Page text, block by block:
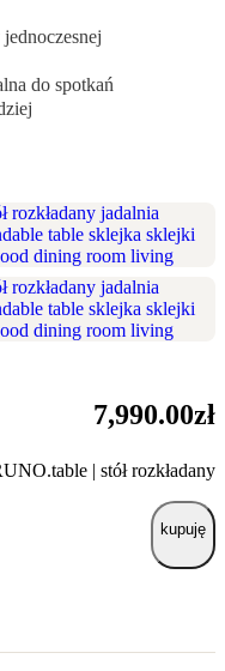
do spotkań
7,990.00zł
| stół rozkładany
kupuję